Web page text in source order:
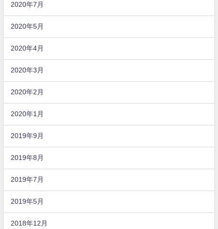
2020年7月
2020年5月
2020年4月
2020年3月
2020年2月
2020年1月
2019年9月
2019年8月
2019年7月
2019年5月
2018年12月